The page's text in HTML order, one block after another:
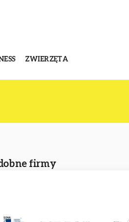
ZWIERZĘTA
firmy